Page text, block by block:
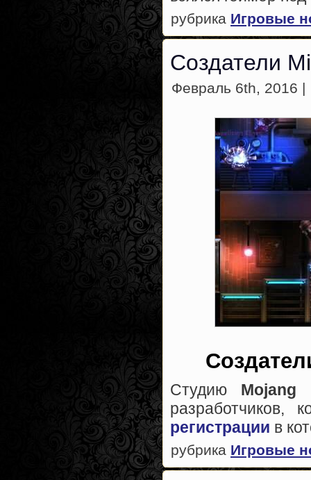
рубрика Игровые
Создатели
Февраль 6th, 2016 |
Студию Mojang
разработчиков,
регистрации в
рубрика Игровые